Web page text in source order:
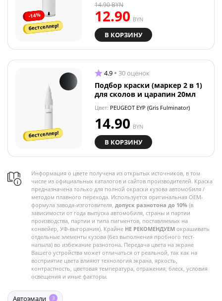
-14%
бестселлер!
12.90 BYN
14.90BYN
В КОРЗИНУ
бестселлер!
4.9 30 оценок
Подбор краски (маркер 2 в 1)
для сколов и царапин 20мл
Цвет: PEUGEOT EYP (Gris Fulminator)
14.90 BYN
В КОРЗИНУ
Информация о цвете получена из открытых источников, в том
числе из официальных каталогов и сайтов производителей. Краска
предназначена только для полной окраски кузова автомобиля /
методом плавного перехода. Используется оригинальная OEM-
формула завода-изготовителя, допуск разнотона до 10% (в
зависимости от года выпуска автомобиля, страны и партии
производства, партии и типа пигментов, поставляемых на
конвейер, УФ-выгорания). Крайне НЕ РЕКОМЕНДУЕМ окрашивать
отдельные элементы кузова (без выполнения пробного тест-
напыла) во избежание разнотона. Передача цвета на экране
Вашего устройства может отличаться от реальной, так как на
восприятие цвета влияют технология экрана, яркость,
контрастность, цветовая температура, отражения, блеск, условия
освещения и иные факторы.
Автоэмали 3